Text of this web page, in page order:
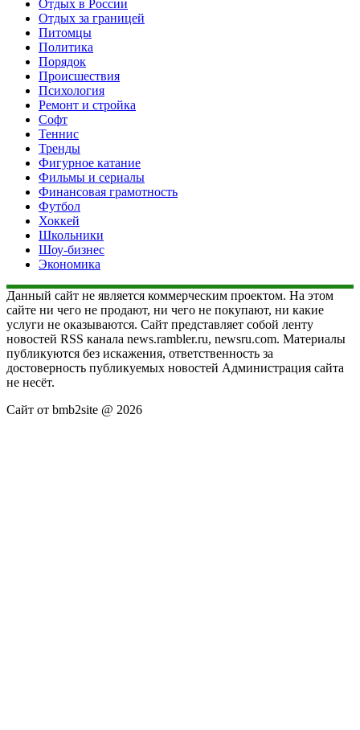
Отдых в России
Отдых за границей
Питомцы
Политика
Порядок
Происшествия
Психология
Ремонт и стройка
Софт
Теннис
Тренды
Фигурное катание
Фильмы и сериалы
Финансовая грамотность
Футбол
Хоккей
Школьники
Шоу-бизнес
Экономика
Данный сайт не является коммерческим проектом. На этом
сайте ни чего не продают, ни чего не покупают, ни какие
услуги не оказываются. Сайт представляет собой ленту
новостей RSS канала news.rambler.ru, newsru.com. Материалы
публикуются без искажения, ответственность за
достоверность публикуемых новостей Администрация сайта
не несёт.
Сайт от bmb2site @ 2026